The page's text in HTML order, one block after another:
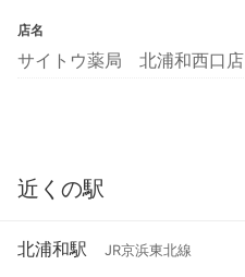
店名
サイトウ薬局 北浦和西口店
近くの駅
北浦和駅 JR京浜東北線